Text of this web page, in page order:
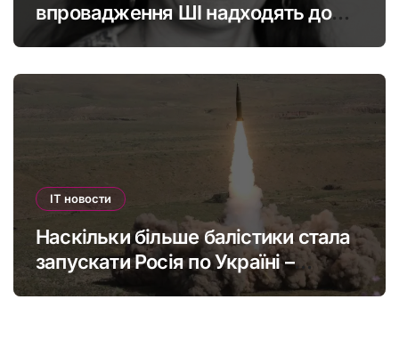
впровадження ШІ надходять до
офшорів: як змінити глобальну
IT новости
Наскільки більше балістики стала
запускати Росія по Україні –
інфографіка